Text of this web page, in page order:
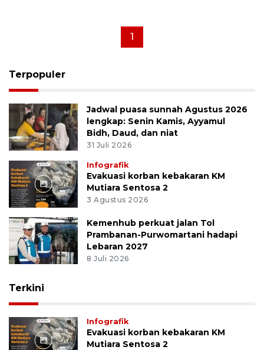
1
Terpopuler
Jadwal puasa sunnah Agustus 2026
lengkap: Senin Kamis, Ayyamul
Bidh, Daud, dan niat
31 Juli 2026
Infografik
Evakuasi korban kebakaran KM
Mutiara Sentosa 2
3 Agustus 2026
Kemenhub perkuat jalan Tol
Prambanan-Purwomartani hadapi
Lebaran 2027
8 Juli 2026
Terkini
Infografik
Evakuasi korban kebakaran KM
Mutiara Sentosa 2